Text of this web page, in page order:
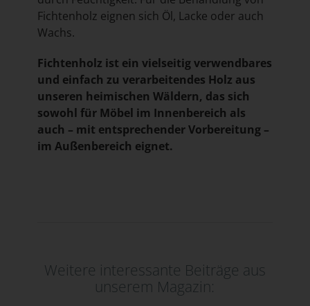
Fichtenholz eignen sich Öl, Lacke oder auch
Wachs.
Fichtenholz ist ein vielseitig verwendbares
und einfach zu verarbeitendes Holz aus
unseren heimischen Wäldern, das sich
sowohl für Möbel im Innenbereich als
auch – mit entsprechender Vorbereitung –
im Außenbereich eignet.
Weitere interessante Beiträge aus
unserem Magazin: